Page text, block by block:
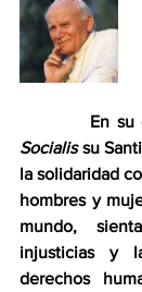
En su
Socialis su
la solidaridad
hombres y
mundo,
injusticias y
derechos